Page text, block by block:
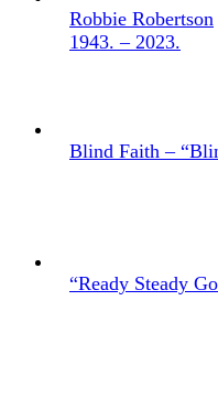
Robbie Robertson
1943. – 2023.
Blind Faith –
“Ready Steady